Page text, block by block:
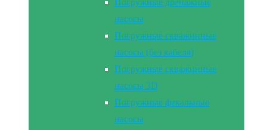
Погружные дренажные
насосы
Погружные скважинные
насосы (без кабеля)
Погружные скважинные
насосы 3D
Погружные фекальные
насосы